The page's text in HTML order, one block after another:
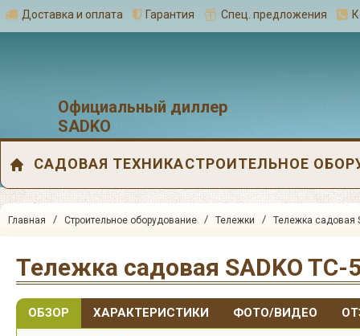
Доставка и оплата Гарантия Спец. предложения
Официальный диллер
SADKO
САДОВАЯ ТЕХНИКАСТРОИТЕЛЬНОЕ
Главная / Строительное оборудование / Тележки / Тележка садовая
Тележка садовая SADKO TC-
ОБЗОР ХАРАКТЕРИСТИКИ ФОТО/ВИДЕО